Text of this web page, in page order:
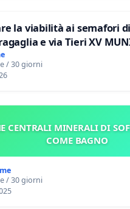
la viabilità ai semafori
e via Tieri XV
/ 30 giorni
CENTRALI MINERALI DI
COME BAGNO
/ 30 giorni